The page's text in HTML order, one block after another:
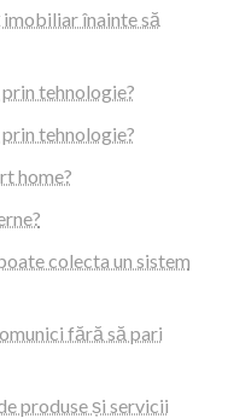
înainte să
tehnologie?
tehnologie?
home?
colecta un sistem
fără să pari
produse și servicii